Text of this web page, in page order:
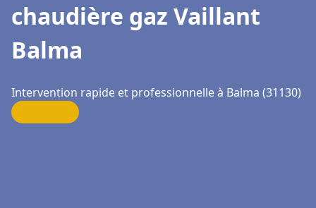
chaudière gaz Vaillant
Balma
Intervention rapide et professionnelle à Balma (31130)